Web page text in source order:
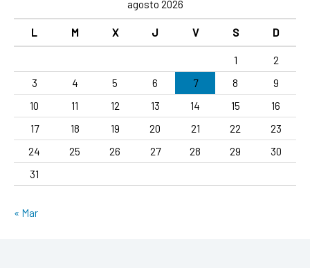
agosto 2026
L M X J V S D
1
2
3
4 5 6 7 8
9
10
11 12 13 14 15
16
17
18 19 20 21 22
23
24
25 26 27 28 29
30
31
« Mar